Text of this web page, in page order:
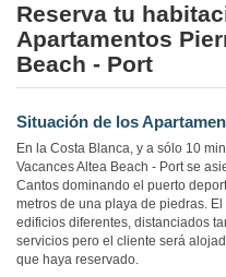
Reserva tu
Apartamentos
Beach - Port
Situación de los
En la Costa Blanca, y a sólo 10
Vacances Altea Beach - Port se
Cantos dominando el puerto
metros de una playa de piedras.
edificios diferentes, distanciados
servicios pero el cliente será
que haya reservado.